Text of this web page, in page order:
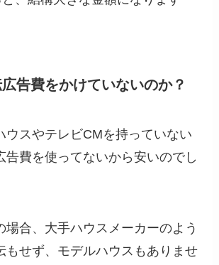
告費をかけていないのか？
ウスやテレビCMを持っていない
告費を使ってないから安いのでし
場合、大手ハウスメーカーのよう
もせず、モデルハウスもありませ